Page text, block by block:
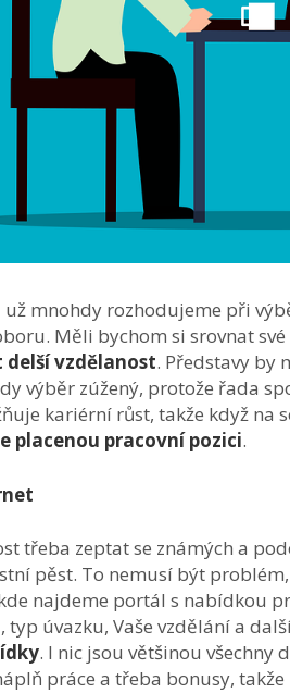
mnohdy rozhodujeme při
Měli bychom si srovnat
delší vzdělanost. Představy by
výběr zúžený, protože řada
kariérní růst, takže když na
placenou pracovní pozici.
třeba zeptat se známých a
pěst. To nemusí být
najdeme portál s nabídkou
úvazku, Vaše vzdělání a
. I nic jsou většinou všechny
práce a třeba bonusy,